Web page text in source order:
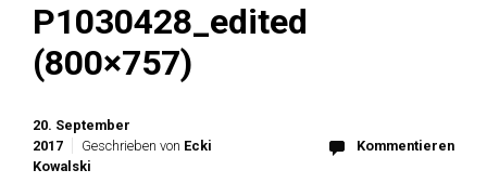
P1030428_edited
(800×757)
20. September
2017
Geschrieben von Ecki
Kowalski
Kommentieren